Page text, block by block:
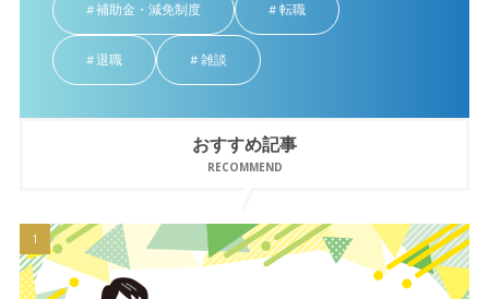
補助金・減免制度 転職
退職 雑談
おすすめ記事
RECOMMEND